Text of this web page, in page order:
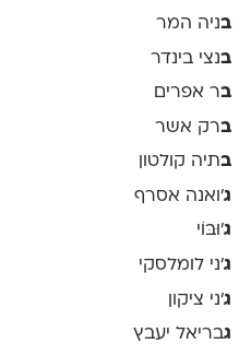
בניה המר
בנצי בינדר
בר אפרים
ברק אשר
בתיה קולטון
ג'ואנה אסרף
ג'וּבּוֹי
ג׳ני לומלסקי
ג׳ני ציקון
גבריאל יעבץ